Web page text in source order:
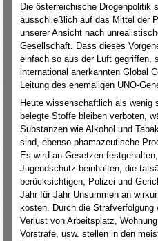
Die österreichische Drogenpolitik
ausschließlich auf das Mittel der
unserer Ansicht nach
Gesellschaft. Dass dieses
einfach so aus der Luft gegriffen,
international anerkannten Global
Leitung des ehemaligen UNO-
Heute wissenschaftlich als wenig
belegte Stoffe bleiben verboten,
Substanzen wie Alkohol und
sind, ebenso phamazeutische
Es wird an Gesetzen
Jugendschutz beinhalten, die
berücksichtigen, Polizei und
Jahr für Jahr Unsummen an
kosten. Durch die
Verlust von Arbeitsplatz,
Vorstrafe, usw. stellen in den